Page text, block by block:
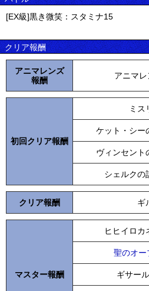
[EX級]黒き微笑：スタミナ15
クリア報酬
アニマレンズ
報酬
アニマ
初回クリア報酬
ミス
ケット・シー
ヴィンセント
シェルクの
クリア報酬 ギ
マスター報酬
ヒヒイロカ
聖のオー
ギサー